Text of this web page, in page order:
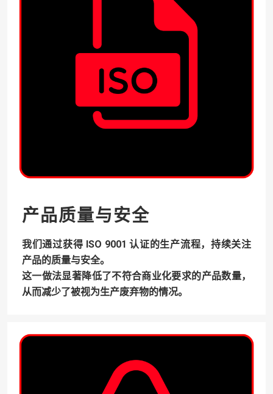
产品质量与安全
我们通过获得 ISO 9001 认证的生产流程，持续关注
产品的质量与安全。
这一做法显著降低了不符合商业化要求的产品数量，
从而减少了被视为生产废弃物的情况。